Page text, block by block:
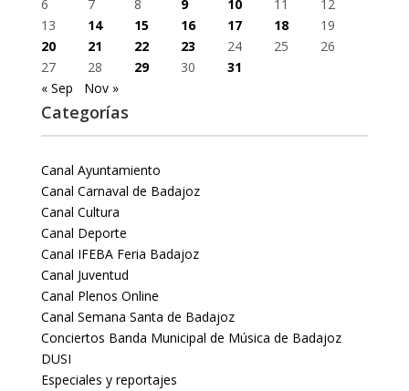
6 7 8 9 10 11
12
13
14 15 16 17 18
19
20
21 22 23 24 25
26
27
28 29 30
31
« Sep
Nov »
Categorías
Canal Ayuntamiento
Canal Carnaval de Badajoz
Canal Cultura
Canal Deporte
Canal IFEBA Feria Badajoz
Canal Juventud
Canal Plenos Online
Canal Semana Santa de Badajoz
Conciertos Banda Municipal de Música de Badajoz
DUSI
Especiales y reportajes